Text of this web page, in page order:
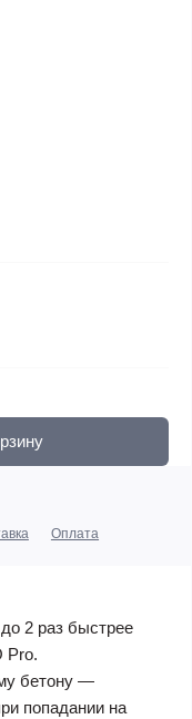
Оплата
2 раз быстрее
Pro.
бетону —
попадании на